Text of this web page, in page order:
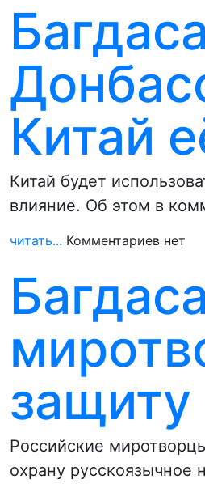
Китай
Китай будет
влияние. Об этом в
читать... Комментариев нет
защиту
Российские
охрану русскоязычное